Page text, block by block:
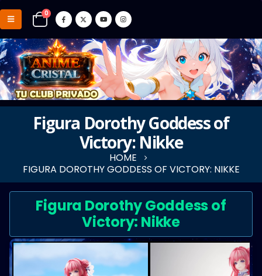
0
Figura Dorothy Goddess of
Victory: Nikke
HOME
FIGURA DOROTHY GODDESS OF VICTORY: NIKKE
Figura Dorothy Goddess of
Victory: Nikke